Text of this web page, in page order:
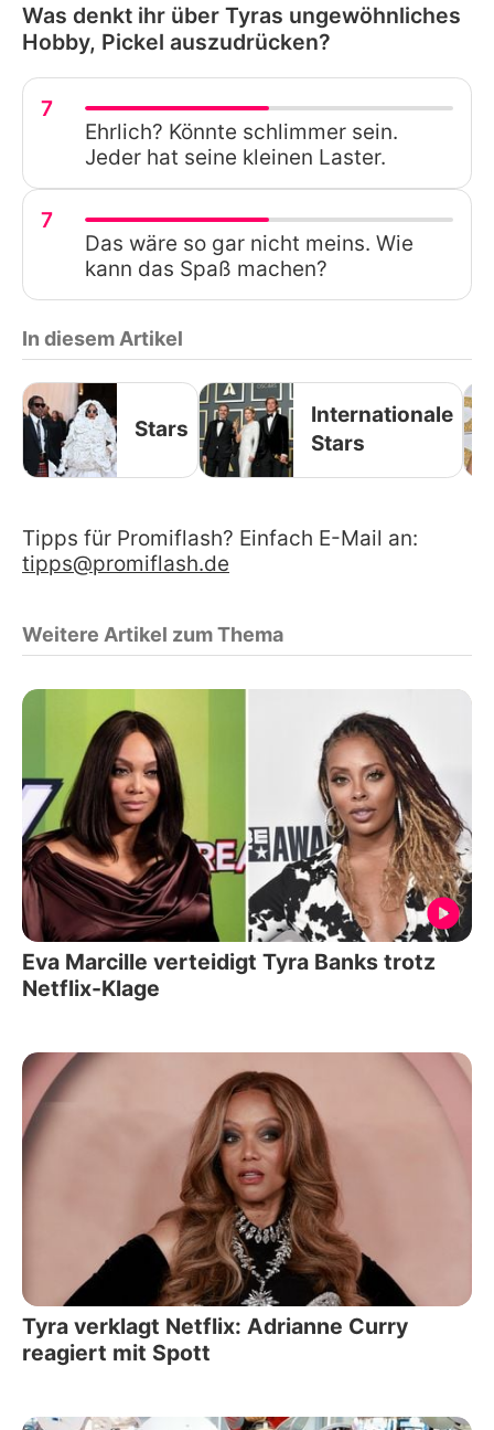
Was denkt ihr über Tyras ungewöhnliches
Hobby, Pickel auszudrücken?
7
Ehrlich? Könnte schlimmer sein.
Jeder hat seine kleinen Laster.
7
Das wäre so gar nicht meins. Wie
kann das Spaß machen?
In diesem Artikel
Stars
Internationale
Stars
Tipps für Promiflash? Einfach E-Mail an:
tipps@promiflash.de
Weitere Artikel zum Thema
Eva Marcille verteidigt Tyra Banks trotz
Netflix-Klage
Tyra verklagt Netflix: Adrianne Curry
reagiert mit Spott